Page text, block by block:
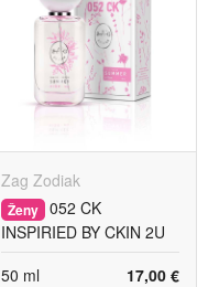
Zag Zodiak
Ženy 052 CK
INSPIRIED BY CKIN 2U
FOR HER CALVIN KLEIN
17,00 €
50 ml